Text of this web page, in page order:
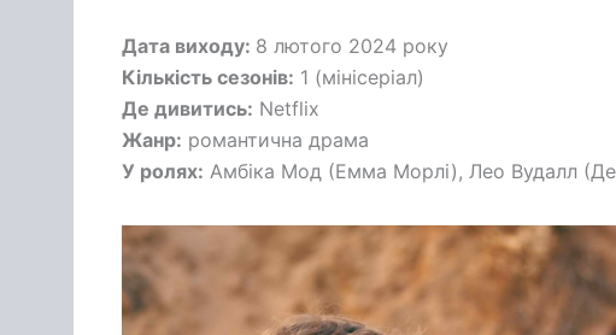
Дата виходу: 8 лютого 2024 року
Кількість сезонів: 1 (мінісеріал)
Де дивитись: Netflix
Жанр: романтична драма
У ролях: Амбіка Мод (Емма Морлі), Лео Вудалл